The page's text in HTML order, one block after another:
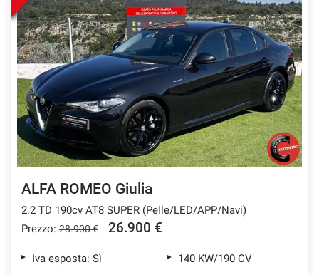
ALFA ROMEO Giulia
2.2 TD 190cv AT8 SUPER (Pelle/LED/APP/Navi)
Prezzo: 28.900 € 26.900 €
Iva esposta: Sì
140 KW/190 CV